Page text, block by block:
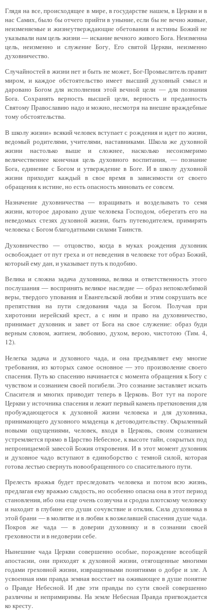
Глядя на все, происходящее в мире, в государстве нашем, в Церкви и в
нас Самих, было бы отчего прийти в уныние, если бы не вечно живые,
неизменяемые и жизнеутверждающие обетования и истины Божий не
указывали нам цель жизни — искание вечного живого Бога. Неизменна
цель, неизменно и служение Богу, Его святой Церкви, неизменно
духовничество.
Случайностей в жизни нет и быть не может, Бог-Промыслитель правит
миром, и каждое обстоятельство имеет высший духовный смысл и
даровано Богом для исполнения этой вечной цели — для познания
Бога. Сохранять верность высшей цели, верность и преданность
Святому Православию надо и можно, несмотря на внешне враждебные
тому обстоятельства.
В школу жизни» всякий человек вступает с рождения и идет по жизни,
ведомый родителями, учителями, наставниками. Школа же духовной
жизни настолько выше и сложнее, насколько несоизмеримо
величественнее конечная цель духовного воспитания, — познание
Бога, единение с Богом и утверждение в Боге. И в школу духовной
жизни приходит каждый в свое время в зависимости от своего
обращения к истине, но есть опасность миновать ее совсем.
Назначение духовничества — взращивать и возделывать то семя
жизни, которое даровано душе человека Господом, оберегать его на
неведомых стезях духовной жизни, быть путеводителем, примирять
человека с Богом благодатными силами Таинств.
Духовничество — отцовство, когда в муках рождения духовник
освобождает от пут греха и от неве­дения в человеке тот образ Божий,
который ему дан, и указывает путь к подобию.
Велика и сложна задача духовника, велика и от­ветственность этого
послушания — воспринять ве­ликое наследие — образ непоколебимой
веры, твердого упования и Евангельской любви и этим сокрушать все
препятствия на пути следования чада за Богом. Получая при
хиротонии иерейский крест, а с ним и право на духовничество,
принимает духовник и завет от Бога на свое служение: образ буди
верным словом, житием, любовию, духом, верою, чистотою (Тим. 4,
12).
Нелегка задача и духовного чада, и она предъявляет ему многие
требования, из которых самое основное — это произволение своего
спасения. Путь ко спасению начинается с момента обращения к Богу с
чувством и сознанием своей погибели. Это сознание заставляет искать
Спасителя и многих приводит теперь в Церковь. Вот тут на пороге
Церкви у источника спасения и лежит первый камень преткнове­ния для
пробуждающегося к духовной жизни человека и для духовника,
принимающего духовного младенца к детоводительству. Окрыленный
новыми ощущениями, человек, входя в Церковь, своим сознанием
устремляется прямо в Царство Небесное, к высоте тайн, сокрытых под
непроницаемой завесой Божия откровения. И в этот момент духовник
и духовное чадо вступают в единоборство с темной силой, которая
готова лестью свернуть новообращенного со спасительного пути.
Прелесть вражья будет преследовать человека и потом всю жизнь,
предлагая ему вражью сладость, но особенно опасна она в этот период
становления, ибо она еще очень созвучна и сродна плотскому человеку
и находит в глубине его души сочувствие и отклик. Сила духовника в
этой брани — в молитве и в любви к возжелавшей спасения душе чада.
Покров же чада — в доверии духовнику и в сознании своей
греховности и в недоверии себе.
Нынешние чада Церкви совершенно особые, порождение всеобщей
апостасии, они приходят к духовной жизни, отягощенные многими
годами греховной жизни, извращенными понятиями о добре и зле. А
усвоенная ими правда земная восстает на оживающее в душе понятие
о Правде Небесной. И две эти правды по сути своей совершенно
различны и непримиримы. На земле Небесная Правда при­гвождается
ко кресту.